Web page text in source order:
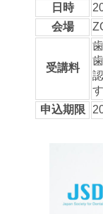
日時
会場
受講料
す
申込期限